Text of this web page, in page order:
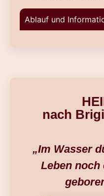
Ablauf und
nach
„Im Wasser
Leben noch